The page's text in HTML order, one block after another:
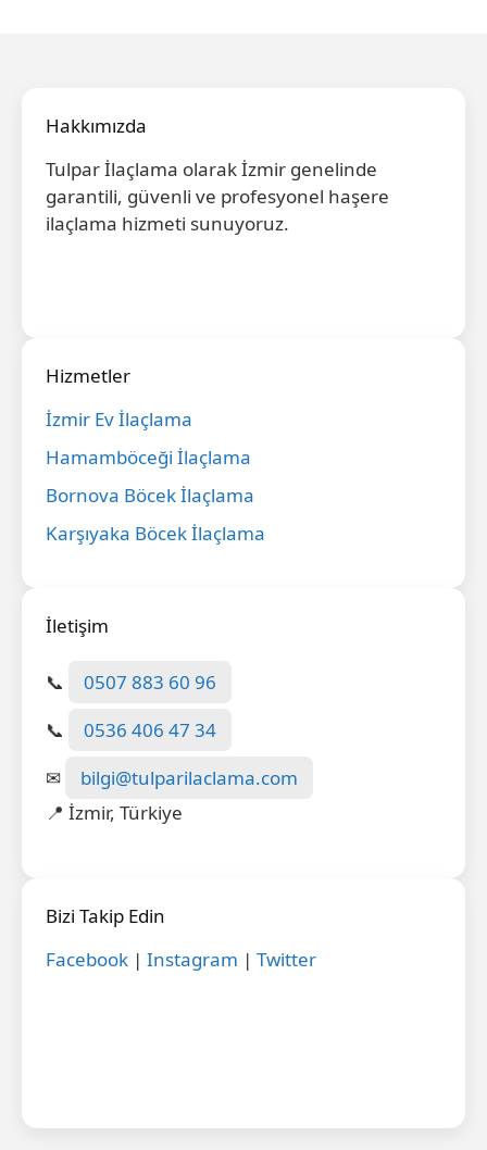
Hakkımızda
Tulpar İlaçlama olarak İzmir genelinde
garantili, güvenli ve profesyonel haşere
ilaçlama hizmeti sunuyoruz.
Hizmetler
İzmir Ev İlaçlama
Hamamböceği İlaçlama
Bornova Böcek İlaçlama
Karşıyaka Böcek İlaçlama
İletişim
📞
0507 883 60 96
📞
0536 406 47 34
✉
bilgi@tulparilaclama.com
📍 İzmir, Türkiye
Bizi Takip Edin
Facebook | Instagram | Twitter